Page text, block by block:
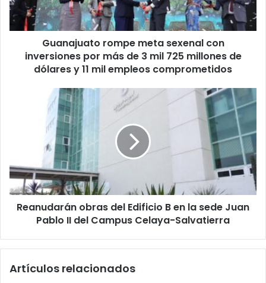
por
más
de
comprometidos
Guanajuato rompe meta sexenal con
inversiones por más de 3 mil 725 millones de
dólares y 11 mil empleos comprometidos
Reanudarán
la
sede
Juan
Pablo
Salvatierra
Reanudarán obras del Edificio B en la sede Juan
Pablo II del Campus Celaya-Salvatierra
Artículos relacionados